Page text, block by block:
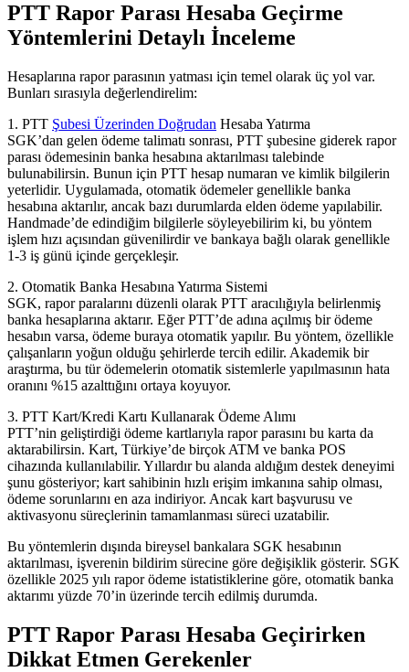
PTT Rapor Parası Hesaba Geçirme
Yöntemlerini Detaylı İnceleme
Hesaplarına rapor parasının yatması için temel olarak üç yol var.
Bunları sırasıyla değerlendirelim:
1. PTT Şubesi Üzerinden Doğrudan Hesaba Yatırma
SGK’dan gelen ödeme talimatı sonrası, PTT şubesine giderek rapor
parası ödemesinin banka hesabına aktarılması talebinde
bulunabilirsin. Bunun için PTT hesap numaran ve kimlik bilgilerin
yeterlidir. Uygulamada, otomatik ödemeler genellikle banka
hesabına aktarılır, ancak bazı durumlarda elden ödeme yapılabilir.
Handmade’de edindiğim bilgilerle söyleyebilirim ki, bu yöntem
işlem hızı açısından güvenilirdir ve bankaya bağlı olarak genellikle
1-3 iş günü içinde gerçekleşir.
2. Otomatik Banka Hesabına Yatırma Sistemi
SGK, rapor paralarını düzenli olarak PTT aracılığıyla belirlenmiş
banka hesaplarına aktarır. Eğer PTT’de adına açılmış bir ödeme
hesabın varsa, ödeme buraya otomatik yapılır. Bu yöntem, özellikle
çalışanların yoğun olduğu şehirlerde tercih edilir. Akademik bir
araştırma, bu tür ödemelerin otomatik sistemlerle yapılmasının hata
oranını %15 azalttığını ortaya koyuyor.
3. PTT Kart/Kredi Kartı Kullanarak Ödeme Alımı
PTT’nin geliştirdiği ödeme kartlarıyla rapor parasını bu karta da
aktarabilirsin. Kart, Türkiye’de birçok ATM ve banka POS
cihazında kullanılabilir. Yıllardır bu alanda aldığım destek deneyimi
şunu gösteriyor; kart sahibinin hızlı erişim imkanına sahip olması,
ödeme sorunlarını en aza indiriyor. Ancak kart başvurusu ve
aktivasyonu süreçlerinin tamamlanması süreci uzatabilir.
Bu yöntemlerin dışında bireysel bankalara SGK hesabının
aktarılması, işverenin bildirim sürecine göre değişiklik gösterir. SGK
özellikle 2025 yılı rapor ödeme istatistiklerine göre, otomatik banka
aktarımı yüzde 70’in üzerinde tercih edilmiş durumda.
PTT Rapor Parası Hesaba Geçirirken
Dikkat Etmen Gerekenler